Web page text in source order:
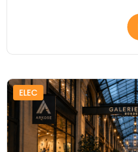
ELEC